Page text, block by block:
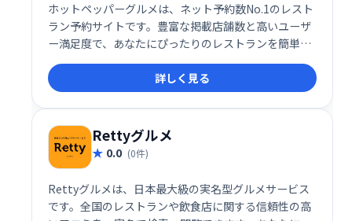
ホットペッパーグルメは、ネット予約数No.1のレスト
ラン予約サイトです。豊富な掲載店舗数と高いユーザ
ー満足度で、あなたにぴったりのレストランを簡単に
見つけられます。スムーズなネット予約で、快適な外
食体験をサポートします。詳しく見る
Rettyグルメ
0.0 (0件)
Rettyグルメは、日本最大級の実名型グルメサービス
です。全国のレストランや飲食店に関する信頼性の高